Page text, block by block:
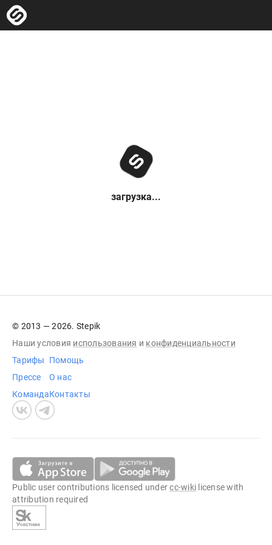
загрузка...
© 2013 — 2026. Stepik
Наши условия использования и конфиденциальности
Тарифы
Прессе
Команда
Помощь
О нас
Контакты
Public user contributions licensed undercc-wiki license with
attribution required